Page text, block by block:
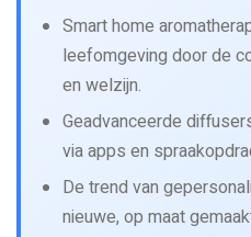
Smart home
leefomgeving door de
en welzijn.
Geadvanceerde
via apps en
De trend van
nieuwe, op maat